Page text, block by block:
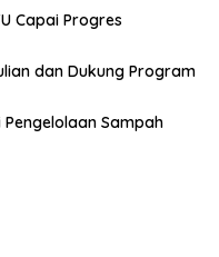
Capai Progres
dan Dukung Program
Sampah